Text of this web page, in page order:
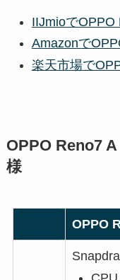
IIJmioでOPPO
Amazonで
楽天市場で
OPPO Reno7
様
OPPO